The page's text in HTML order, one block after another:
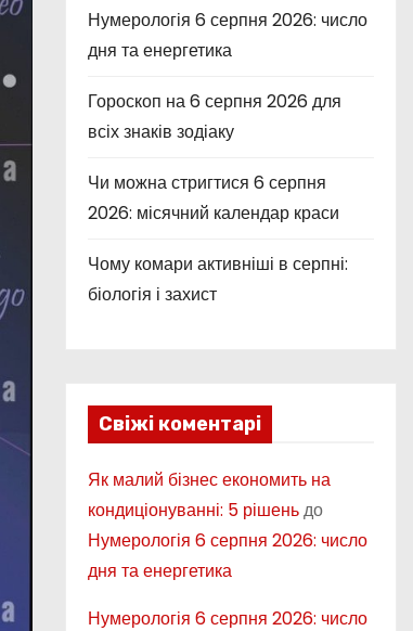
Нумерологія 6 серпня 2026: число
дня та енергетика
Гороскоп на 6 серпня 2026 для
всіх знаків зодіаку
Чи можна стригтися 6 серпня
2026: місячний календар краси
Чому комари активніші в серпні:
біологія і захист
Свіжі коментарі
Як малий бізнес економить на
кондиціонуванні: 5 рішеньдо
Нумерологія 6 серпня 2026: число
дня та енергетика
Нумерологія 6 серпня 2026: число